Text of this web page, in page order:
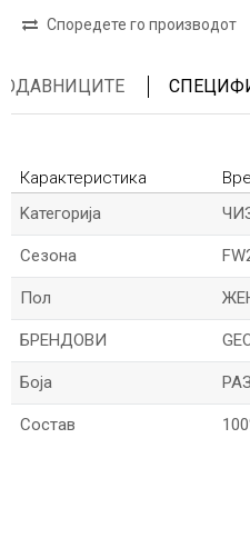
Споредете го производот
Карактеристика
Kатегорија
Сезона
Пол
БРЕНДОВИ
Боја
Состав